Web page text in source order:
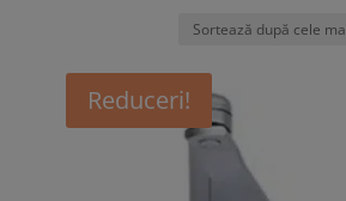
Reduceri!